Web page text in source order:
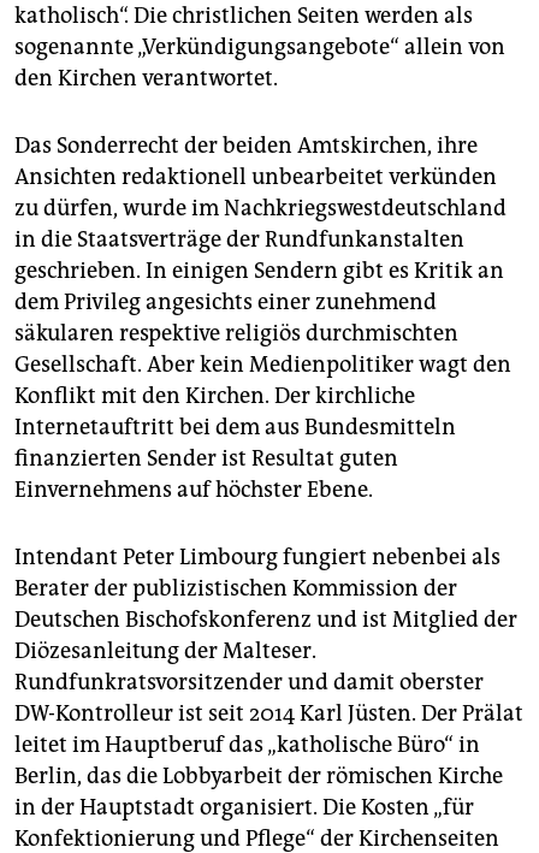
katholisch“. Die christlichen Seiten werden als
sogenannte „Verkündigungsangebote“ allein von
den Kirchen verantwortet.
Das Sonderrecht der beiden Amtskirchen, ihre
Ansichten redaktionell unbearbeitet verkünden
zu dürfen, wurde im Nachkriegswestdeutschland
in die Staatsverträge der Rundfunkanstalten
geschrieben. In einigen Sendern gibt es Kritik an
dem Privileg angesichts einer zunehmend
säkularen respektive religiös durchmischten
Gesellschaft. Aber kein Medienpolitiker wagt den
Konflikt mit den Kirchen. Der kirchliche
Internetauftritt bei dem aus Bundesmitteln
finanzierten Sender ist Resultat guten
Einvernehmens auf höchster Ebene.
Intendant Peter Limbourg fungiert nebenbei als
Berater der publizistischen Kommission der
Deutschen Bischofskonferenz und ist Mitglied der
Diözesanleitung der Malteser.
Rundfunkratsvorsitzender und damit oberster
DW-Kontrolleur ist seit 2014 Karl Jüsten. Der Prälat
leitet im Hauptberuf das „katholische Büro“ in
Berlin, das die Lobbyarbeit der römischen Kirche
in der Hauptstadt organisiert. Die Kosten „für
Konfektionierung und Pflege“ der Kirchenseiten